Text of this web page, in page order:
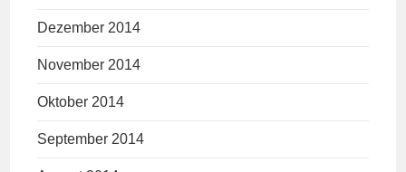
Dezember 2014
November 2014
Oktober 2014
September 2014